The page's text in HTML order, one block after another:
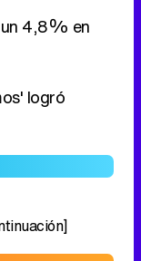
un 4,8% en
logró